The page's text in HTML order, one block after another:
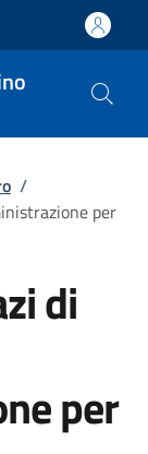
/
per
di
per